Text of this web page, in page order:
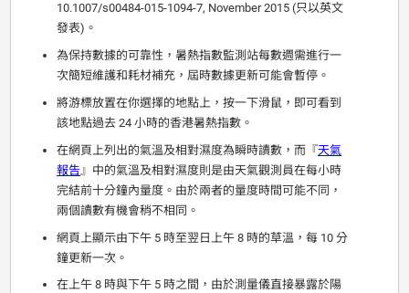
10.1007/s00484-015-1094-7, November 2015 (只以英文
發表)。
為保持數據的可靠性，暑熱指數監測站每數週需進行一
次簡短維護和耗材補充，屆時數據更新可能會暫停。
將游標放置在你選擇的地點上，按一下滑鼠，即可看到
該地點過去 24 小時的香港暑熱指數。
在網頁上列出的氣溫及相對濕度為瞬時讀數，而『天氣
報告 』中的氣溫及相對濕度則是由天氣觀測員在每小時
完結前十分鐘內量度。由於兩者的量度時間可能不同，
兩個讀數有機會稍不相同。
網頁上顯示由下午 5 時至翌日上午 8 時的草溫，每 10 分
鐘更新一次。
在上午 8 時與下午 5 時之間，由於測量儀直接暴露於陽